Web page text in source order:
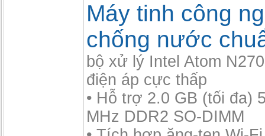
Máy tinh công
chống nước
bộ xử lý Intel Atom
điện áp cực thấp
• Hỗ trợ 2.0 GB (tối đa)
MHz DDR2 SO-DIMM